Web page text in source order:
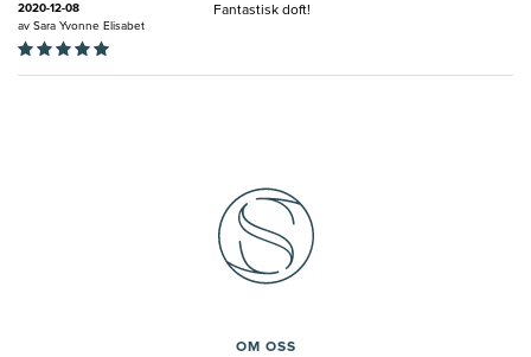
2020-12-08
av Sara Yvonne Elisabet
Fantastisk doft!
OM OSS